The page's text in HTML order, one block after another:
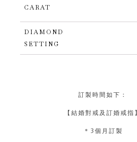
CARAT
DIAMOND
SETTING
訂製時間如下：
【結婚對戒及訂婚戒指
＊3個月訂製